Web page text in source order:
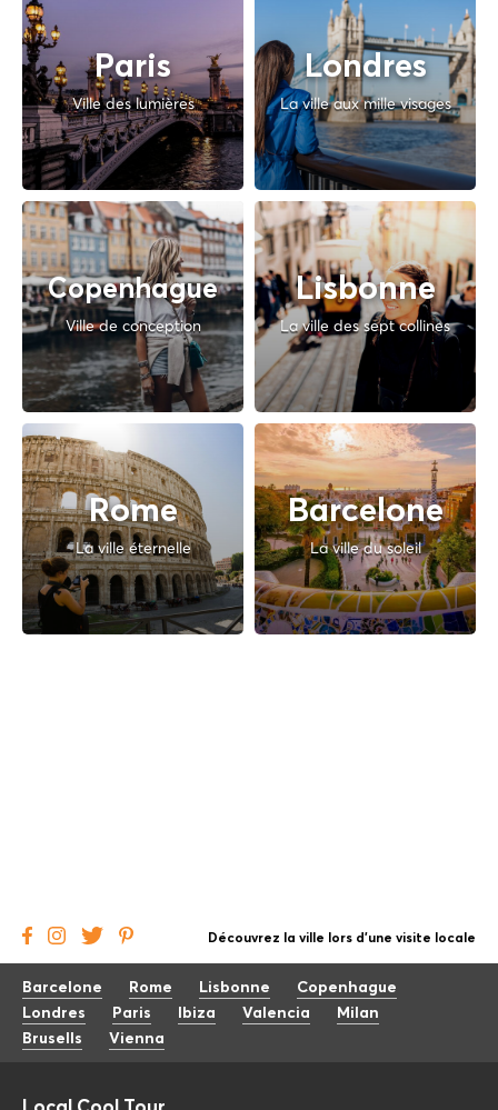
Paris
Ville des lumières
Londres
La ville aux mille visages
Copenhague
Ville de conception
Lisbonne
La ville des sept collines
Rome
La ville éternelle
Barcelone
La ville du soleil
Découvrez la ville lors d'une visite locale
Barcelone Rome Lisbonne
Copenhague
Londres
Paris Ibiza Valencia
Milan
Brusells
Vienna